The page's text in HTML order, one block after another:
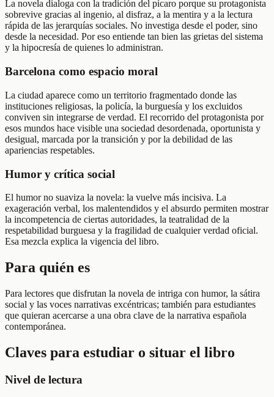
La novela dialoga con la tradición del pícaro porque su protagonista
sobrevive gracias al ingenio, al disfraz, a la mentira y a la lectura
rápida de las jerarquías sociales. No investiga desde el poder, sino
desde la necesidad. Por eso entiende tan bien las grietas del sistema
y la hipocresía de quienes lo administran.
Barcelona como espacio moral
La ciudad aparece como un territorio fragmentado donde las
instituciones religiosas, la policía, la burguesía y los excluidos
conviven sin integrarse de verdad. El recorrido del protagonista por
esos mundos hace visible una sociedad desordenada, oportunista y
desigual, marcada por la transición y por la debilidad de las
apariencias respetables.
Humor y crítica social
El humor no suaviza la novela: la vuelve más incisiva. La
exageración verbal, los malentendidos y el absurdo permiten mostrar
la incompetencia de ciertas autoridades, la teatralidad de la
respetabilidad burguesa y la fragilidad de cualquier verdad oficial.
Esa mezcla explica la vigencia del libro.
Para quién es
Para lectores que disfrutan la novela de intriga con humor, la sátira
social y las voces narrativas excéntricas; también para estudiantes
que quieran acercarse a una obra clave de la narrativa española
contemporánea.
Claves para estudiar o situar el libro
Nivel de lectura